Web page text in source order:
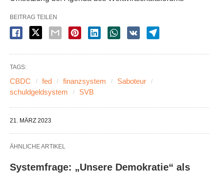
BEITRAG TEILEN
TAGS:
CBDC fed finanzsystem
Saboteur
schuldgeldsystem
SVB
21. MÄRZ 2023
ÄHNLICHE ARTIKEL
Systemfrage: „Unsere Demokratie“ als